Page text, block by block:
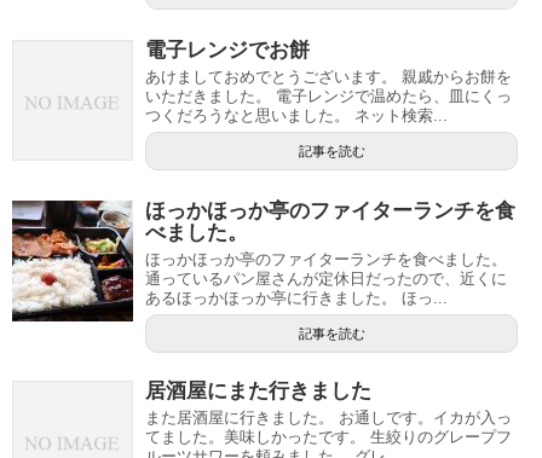
電子レンジでお餅
あけましておめでとうございます。 親戚からお餅を
いただきました。 電子レンジで温めたら、皿にくっ
つくだろうなと思いました。 ネット検索...
記事を読む
ほっかほっか亭のファイターランチを食
べました。
ほっかほっか亭のファイターランチを食べました。
通っているパン屋さんが定休日だったので、近くに
あるほっかほっか亭に行きました。 ほっ...
記事を読む
居酒屋にまた行きました
また居酒屋に行きました。 お通しです。イカが入っ
てました。美味しかったです。 生絞りのグレープフ